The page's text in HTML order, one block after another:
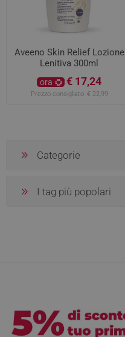
Aveeno Skin Relief Lozione
Lenitiva 300ml
ora € 17,24
Prezzo consigliato: € 22,99
Categorie
I tag più popolari